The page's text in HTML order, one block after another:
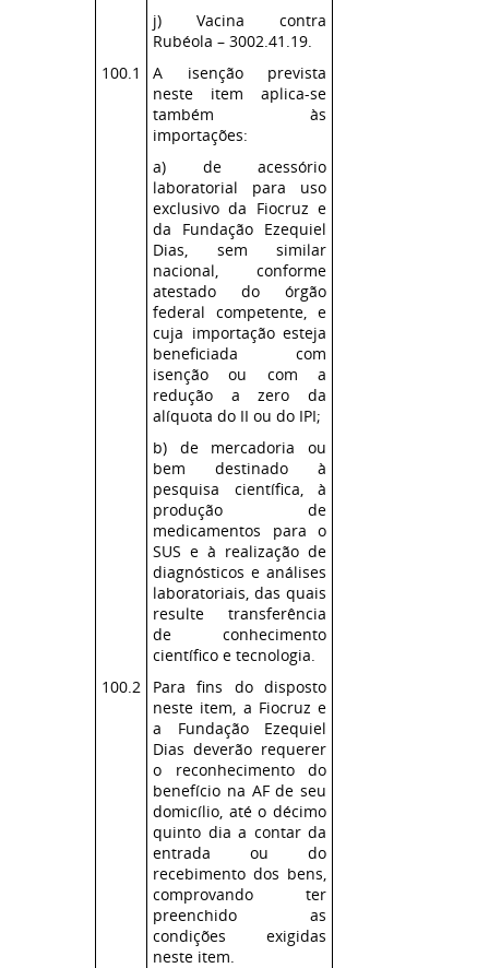
j) Vacina contra
Rubéola – 3002.41.19.
100.1
A isenção prevista
neste item aplica-se
também às
importações:
a) de acessório
laboratorial para uso
exclusivo da Fiocruz e
da Fundação Ezequiel
Dias, sem similar
nacional, conforme
atestado do órgão
federal competente, e
cuja importação esteja
beneficiada com
isenção ou com a
redução a zero da
alíquota do II ou do IPI;
b) de mercadoria ou
bem destinado à
pesquisa científica, à
produção de
medicamentos para o
SUS e à realização de
diagnósticos e análises
laboratoriais, das quais
resulte transferência
de conhecimento
científico e tecnologia.
100.2
Para fins do disposto
neste item, a Fiocruz e
a Fundação Ezequiel
Dias deverão requerer
o reconhecimento do
benefício na AF de seu
domicílio, até o décimo
quinto dia a contar da
entrada ou do
recebimento dos bens,
comprovando ter
preenchido as
condições exigidas
neste item.